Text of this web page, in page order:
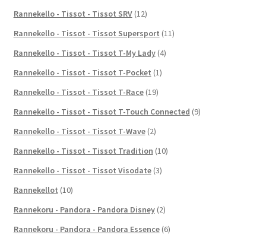
Rannekello - Tissot - Tissot SRV (12)
Rannekello - Tissot - Tissot Supersport (11)
Rannekello - Tissot - Tissot T-My Lady (4)
Rannekello - Tissot - Tissot T-Pocket (1)
Rannekello - Tissot - Tissot T-Race (19)
Rannekello - Tissot - Tissot T-Touch Connected (9)
Rannekello - Tissot - Tissot T-Wave (2)
Rannekello - Tissot - Tissot Tradition (10)
Rannekello - Tissot - Tissot Visodate (3)
Rannekellot (10)
Rannekoru - Pandora - Pandora Disney (2)
Rannekoru - Pandora - Pandora Essence (6)